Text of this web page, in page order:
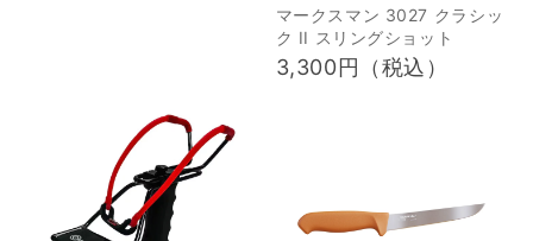
天時でも作動するよう防
水設計が施されていま
す。また、本体の電源は
乾電池式が多く、電源や
免許を事前に取得しなけ
ればいけません。つま
ます。 趣味として楽しむ
マークスマン 3027 クラシッ
ク II スリングショット
3,300円（税込）